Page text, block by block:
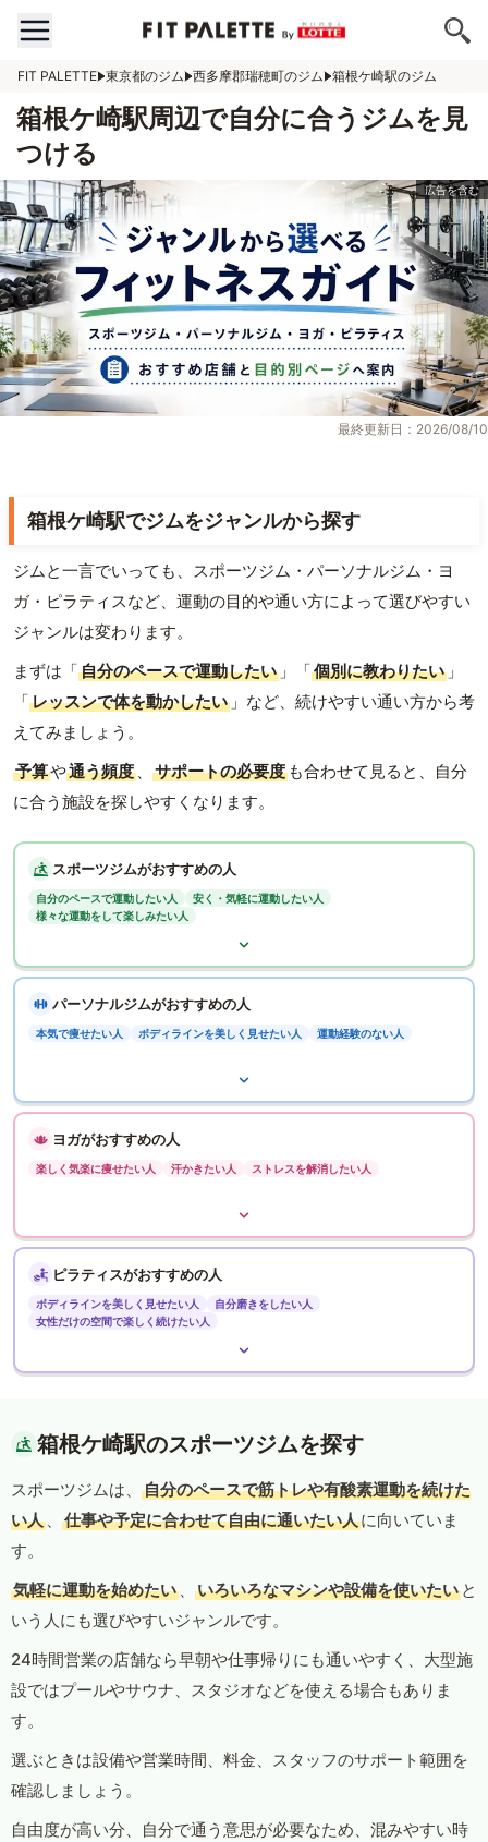
FIT PALETTE 東京都のジム 西多摩郡瑞穂町のジム 箱根ケ崎駅のジム
箱根ケ崎駅周辺で自分に合うジムを見
つける
最終更新日：2026/08/10
箱根ケ崎駅でジムをジャンルから探す
ジムと一言でいっても、スポーツジム・パーソナルジム・ヨ
ガ・ピラティスなど、運動の目的や通い方によって選びやすい
ジャンルは変わります。
まずは「自分のペースで運動したい 」「個別に教わりたい 」
「レッスンで体を動かしたい 」など、続けやすい通い方から考
えてみましょう。
予算や通う頻度 、 サポートの必要度 も合わせて見ると、自分
に合う施設を探しやすくなります。
スポーツジムがおすすめの人
自分のペースで運動したい人
安く・気軽に運動したい人
様々な運動をして楽しみたい人
パーソナルジムがおすすめの人
本気で痩せたい人 ボディラインを美しく見せたい人 運動経験のない人
ヨガがおすすめの人
楽しく気楽に痩せたい人 汗かきたい人 ストレスを解消したい人
ピラティスがおすすめの人
ボディラインを美しく見せたい人
自分磨きをしたい人
女性だけの空間で楽しく続けたい人
箱根ケ崎駅のスポーツジムを探す
スポーツジムは、
自分のペースで筋トレや有酸素運動を続けた
い人 、 仕事や予定に合わせて自由に通いたい人に向いていま
す。
気軽に運動を始めたい 、 いろいろなマシンや設備を使いたい と
いう人にも選びやすいジャンルです。
24時間営業の店舗なら早朝や仕事帰りにも通いやすく、大型施
設ではプールやサウナ、スタジオなどを使える場合もありま
す。
選ぶときは設備や営業時間、料金、スタッフのサポート範囲を
確認しましょう。
自由度が高い分、自分で通う意思が必要なため、混みやすい時